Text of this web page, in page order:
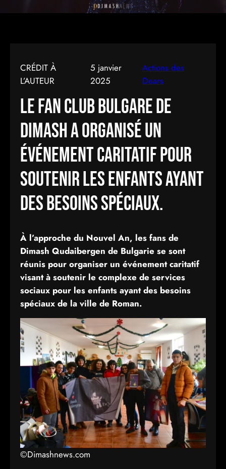
CRÉDIT À
L’AUTEUR
5 janvier
2025
Actions des
Dears
Le fan club bulgare de
Dimash a organisé un
événement caritatif pour
soutenir les enfants ayant
des besoins spéciaux.
À l’approche du Nouvel An, les fans de
Dimash Qudaibergen de Bulgarie se sont
réunis pour organiser un événement caritatif
visant à soutenir le complexe de services
sociaux pour les enfants ayant des besoins
spéciaux de la ville de Roman.
©Dimashnews.com